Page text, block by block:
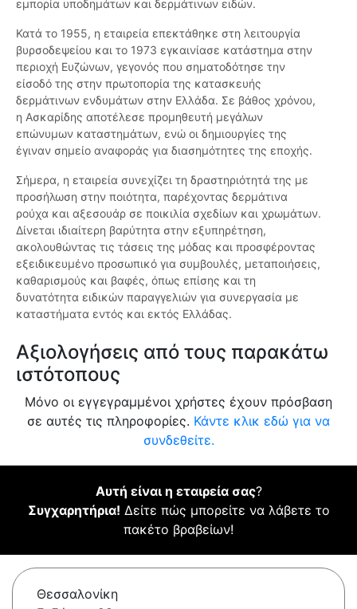
εμπορία υποδημάτων και δερμάτινων ειδών.
Κατά το 1955, η εταιρεία επεκτάθηκε στη λειτουργία
βυρσοδεψείου και το 1973 εγκαινίασε κατάστημα στην
περιοχή Ευζώνων, γεγονός που σηματοδότησε την
είσοδό της στην πρωτοπορία της κατασκευής
δερμάτινων ενδυμάτων στην Ελλάδα. Σε βάθος χρόνου,
η Ασκαρίδης αποτέλεσε προμηθευτή μεγάλων
επώνυμων καταστημάτων, ενώ οι δημιουργίες της
έγιναν σημείο αναφοράς για διασημότητες της εποχής.
Σήμερα, η εταιρεία συνεχίζει τη δραστηριότητά της με
προσήλωση στην ποιότητα, παρέχοντας δερμάτινα
ρούχα και αξεσουάρ σε ποικιλία σχεδίων και χρωμάτων.
Δίνεται ιδιαίτερη βαρύτητα στην εξυπηρέτηση,
ακολουθώντας τις τάσεις της μόδας και προσφέροντας
εξειδικευμένο προσωπικό για συμβουλές, μεταποιήσεις,
καθαρισμούς και βαφές, όπως επίσης και τη
δυνατότητα ειδικών παραγγελιών για συνεργασία με
καταστήματα εντός και εκτός Ελλάδας.
Αξιολογήσεις από τους παρακάτω
ιστότοπους
Μόνο οι εγγεγραμμένοι χρήστες έχουν πρόσβαση
σε αυτές τις πληροφορίες. Κάντε κλικ εδώ για να
συνδεθείτε.
Αυτή είναι η εταιρεία σας?
Συγχαρητήρια! Δείτε πώς μπορείτε να λάβετε το
πακέτο βραβείων!
Θεσσαλονίκη